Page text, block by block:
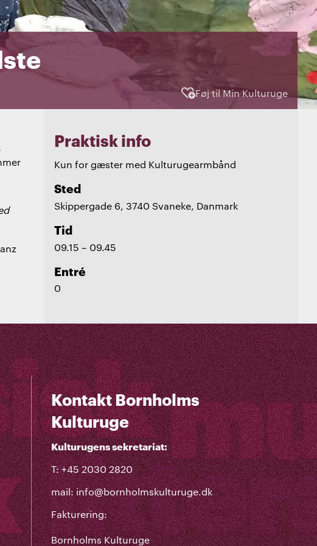
Føj til Min Kulturuge
Praktisk info
Kun for gæster med Kulturugearmbånd
Sted
Skippergade 6, 3740 Svaneke, Danmark
Tid
09.15 – 09.45
Entré
0
Kontakt Bornholms
Kulturuge
Kulturugens sekretariat:
T: +45 2030 2820
mail:info@bornholmskulturuge.dk
Fakturering:
Bornholms Kulturuge